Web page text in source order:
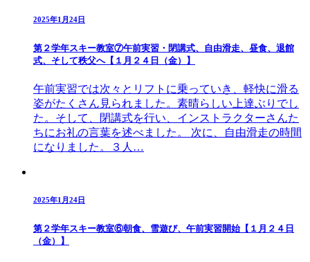
2025年1月24日
第２学年スキー教室⑦午前実習・閉講式、自由滑走、昼食、退館
式、そして秩父へ【１月２４日（金）】
午前実習では次々とリフトに乗っていき、軽快に滑る
姿がたくさん見られました。素晴らしい上達ぶりでし
た。そして、閉講式を行い、インストラクターさんた
ちにお礼の言葉を述べました。 次に、自由滑走の時間
になりました。３人…
2025年1月24日
第２学年スキー教室⑥朝食、雪遊び、午前実習開始【１月２４日
（金）】